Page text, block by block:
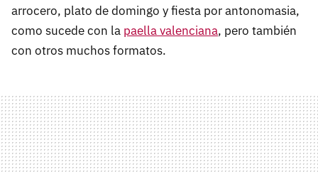
arrocero, plato de domingo y fiesta por antonomasia,
como sucede con la paella valenciana, pero también
con otros muchos formatos.